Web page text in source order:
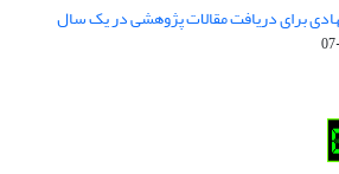
برای دریافت مقالات پژوهشی در یک سال